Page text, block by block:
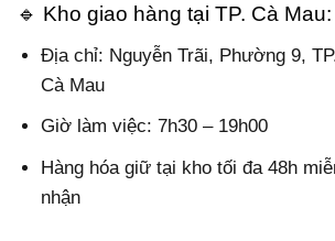
🔹 Kho giao hàng tại TP. Cà Mau:
Địa chỉ: Nguyễn Trãi, Phường 9,
Cà Mau
Giờ làm việc: 7h30 – 19h00
Hàng hóa giữ tại kho tối đa 48h
nhận